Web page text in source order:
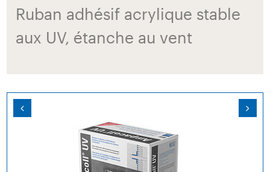
Ruban adhésif acrylique stable
aux UV, étanche au vent